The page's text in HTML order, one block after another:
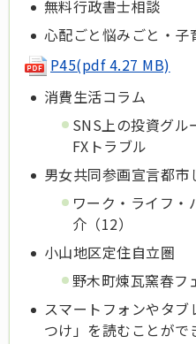
無料行政書士相談
心配ごと悩みごと・子
P45(pdf 4.27 MB)
消費生活コラム
SNS上の投資グル
FXトラブル
男女共同参画宣言都市
ワーク・ライフ・
介（12）
小山地区定住自立圏
野木町煉瓦窯春フ
スマートフォンやタ
つけ」を読むことがで